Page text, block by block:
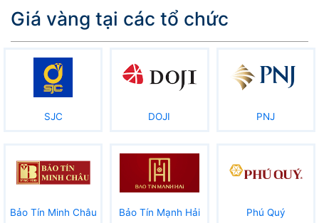
Giá vàng tại các tổ chức
SJC DOJI PNJ
Bảo Tín Minh Châu Bảo Tín Mạnh Hải Phú Quý